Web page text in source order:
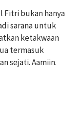
Fitri bukan hanya
sarana untuk
ketakwaan
termasuk
sejati. Aamiin.